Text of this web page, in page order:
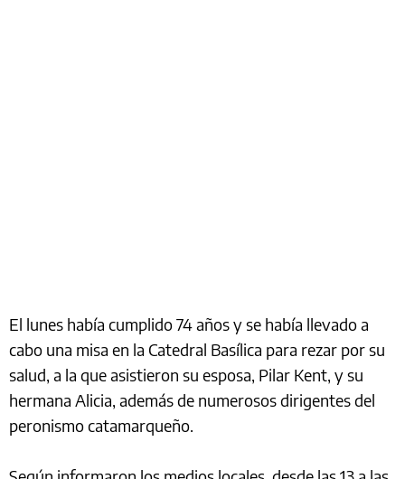
El lunes había cumplido 74 años y se había llevado a
cabo una misa en la Catedral Basílica para rezar por su
salud, a la que asistieron su esposa, Pilar Kent, y su
hermana Alicia, además de numerosos dirigentes del
peronismo catamarqueño.